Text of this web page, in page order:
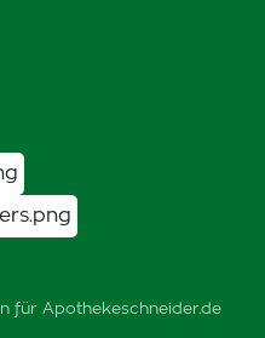
für Apothekeschneider.de